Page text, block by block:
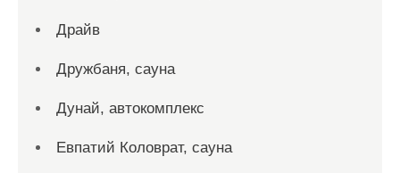
Драйв
Дружбаня, сауна
Дунай, автокомплекс
Евпатий Коловрат, сауна